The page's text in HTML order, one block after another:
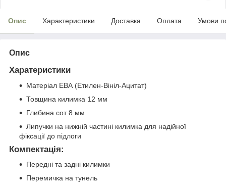
Опис Характеристики Доставка Оплата Умови
Опис
Харатеристики
Матеріал ЕВА (Етилен-Вініл-Ацитат)
Товщина килимка 12 мм
Глибина сот 8 мм
Липучки на нижній частині килимка для надійної
фіксації до підлоги
Компектація:
Передні та задні килимки
Перемичка на тунель